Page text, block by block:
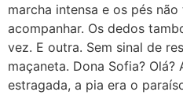
marcha intensa e os pés
acompanhar. Os dedos
vez. E outra. Sem sinal de
maçaneta. Dona Sofia?
estragada, a pia era o